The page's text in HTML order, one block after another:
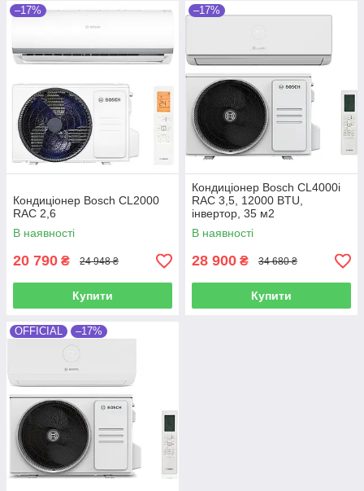
–17%
Кондиціонер Bosch CL2000
RAC 2,6
В наявності
20 790 ₴ 24 948 ₴
Купити
–17%
Кондиціонер Bosch CL4000i
RAC 3,5, 12000 BTU,
інвертор, 35 м2
В наявності
28 900 ₴ 34 680 ₴
Купити
OFFICIAL –17%